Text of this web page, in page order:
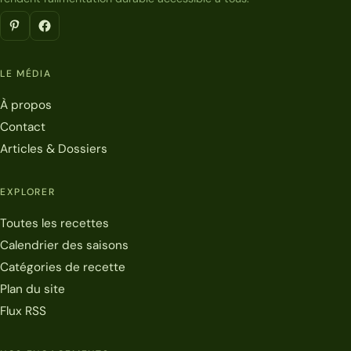
LE MÉDIA
À propos
Contact
Articles & Dossiers
EXPLORER
Toutes les recettes
Calendrier des saisons
Catégories de recette
Plan du site
Flux RSS